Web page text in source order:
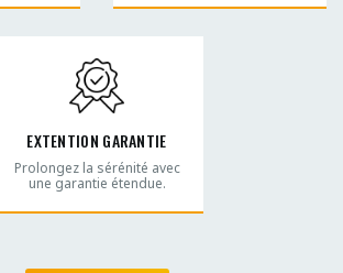
EXTENTION GARANTIE
Prolongez la sérénité avec
une garantie étendue.